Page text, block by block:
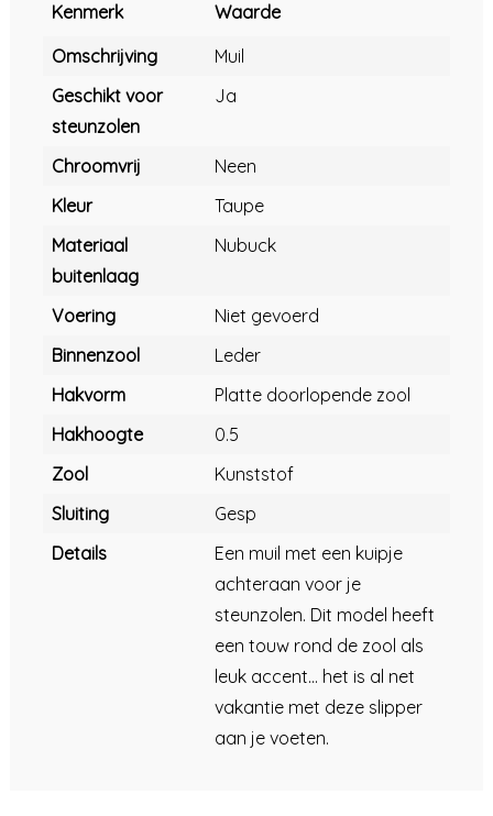
Kenmerk
Waarde
Omschrijving
Muil
Geschikt voor
steunzolen
Ja
Chroomvrij
Neen
Kleur
Taupe
Materiaal
buitenlaag
Nubuck
Voering
Niet gevoerd
Binnenzool
Leder
Hakvorm
Platte doorlopende zool
Hakhoogte
0.5
Zool
Kunststof
Sluiting
Gesp
Details
Een muil met een kuipje
achteraan voor je
steunzolen. Dit model heeft
een touw rond de zool als
leuk accent... het is al net
vakantie met deze slipper
aan je voeten.